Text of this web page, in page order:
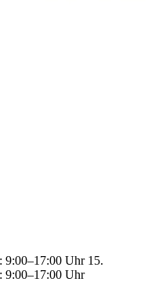
9:00–17:00 Uhr 15.
9:00–17:00 Uhr